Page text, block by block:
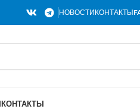
НОВОСТИКОНТАКТЫ
КОНТАКТЫ